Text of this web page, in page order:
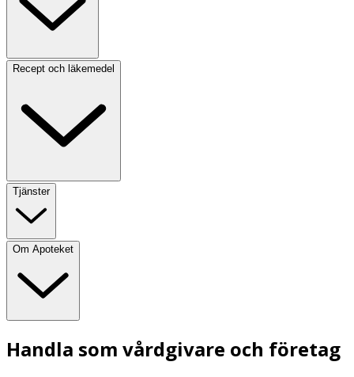
Recept och läkemedel
Tjänster
Om Apoteket
Handla som vårdgivare och företag